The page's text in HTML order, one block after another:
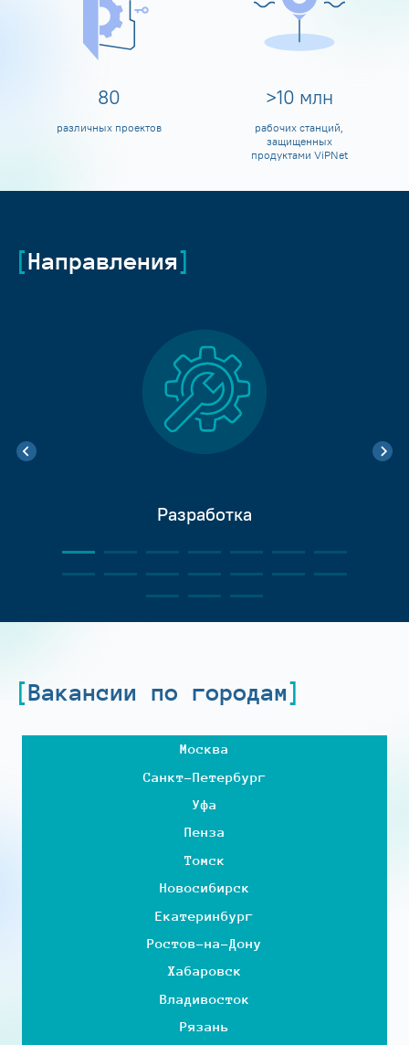
80
различных проектов
>10 млн
рабочих станций,
защищенных
продуктами ViPNet
Направления
Разработка
Вакансии по городам
Москва
Санкт-Петербург
Уфа
Пенза
Томск
Новосибирск
Екатеринбург
Ростов-на-Дону
Хабаровск
Владивосток
Рязань